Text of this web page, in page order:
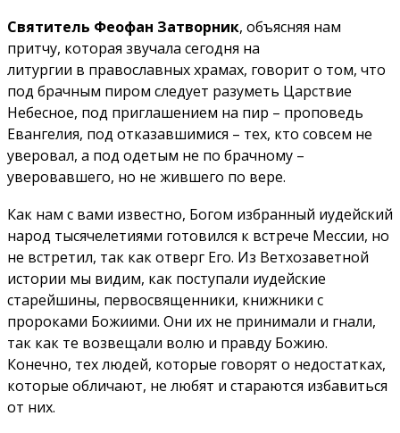
Святитель Феофан Затворник, объясняя нам
притчу, которая звучала сегодня на
литургии в православных храмах, говорит о том, что
под брачным пиром следует разуметь Царствие
Небесное, под приглашением на пир – проповедь
Евангелия, под отказавшимися – тех, кто совсем не
уверовал, а под одетым не по брачному –
уверовавшего, но не жившего по вере.
Как нам с вами известно, Богом избранный иудейский
народ тысячелетиями готовился к встрече Мессии, но
не встретил, так как отверг Его. Из Ветхозаветной
истории мы видим, как поступали иудейские
старейшины, первосвященники, книжники с
пророками Божиими. Они их не принимали и гнали,
так как те возвещали волю и правду Божию.
Конечно, тех людей, которые говорят о недостатках,
которые обличают, не любят и стараются избавиться
от них.